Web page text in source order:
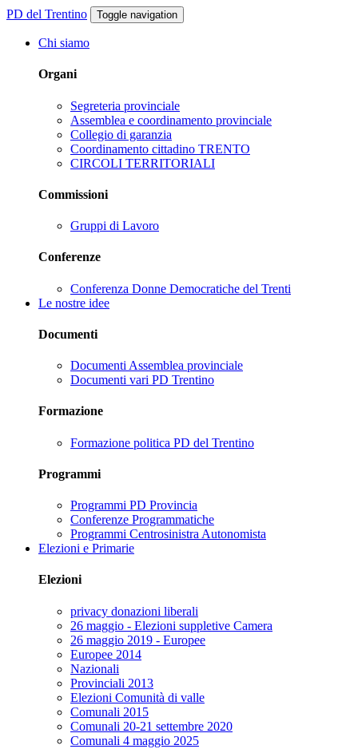
PD del Trentino Toggle navigation
Chi siamo
Organi
Segreteria provinciale
Assemblea e coordinamento provinciale
Collegio di garanzia
Coordinamento cittadino TRENTO
CIRCOLI TERRITORIALI
Commissioni
Gruppi di Lavoro
Conferenze
Conferenza Donne Democratiche del Trenti
Le nostre idee
Documenti
Documenti Assemblea provinciale
Documenti vari PD Trentino
Formazione
Formazione politica PD del Trentino
Programmi
Programmi PD Provincia
Conferenze Programmatiche
Programmi Centrosinistra Autonomista
Elezioni e Primarie
Elezioni
privacy donazioni liberali
26 maggio - Elezioni suppletive Camera
26 maggio 2019 - Europee
Europee 2014
Nazionali
Provinciali 2013
Elezioni Comunità di valle
Comunali 2015
Comunali 20-21 settembre 2020
Comunali 4 maggio 2025